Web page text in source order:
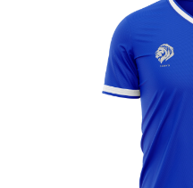
Adulte
James
Adulte